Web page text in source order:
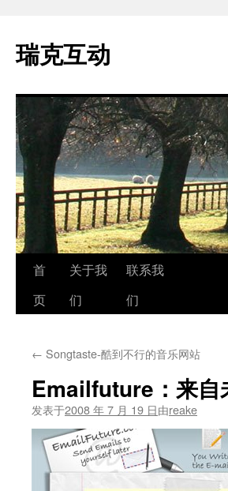
瑞克互动
跳
至
文
首
页
关于我
们
联系我
们
← Songtaste-酷到不行的音乐网站
Emailfuture：来自
发表于2008 年 7 月 19 日由reake